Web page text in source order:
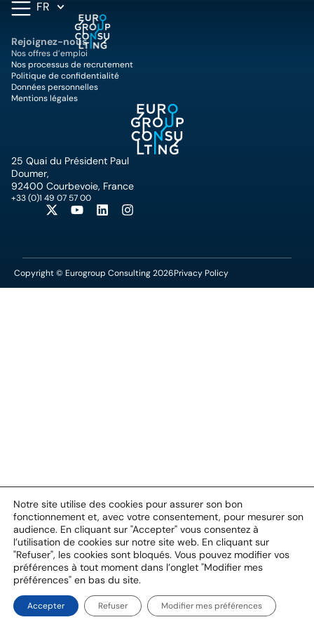
FR
25 Quai du Président Paul
Doumer,
92400 Courbevoie, France
+33 (0)1 49 07 57 00
Rejoignez-nous
Nos offres d’emploi
Nos processus de recrutement
Politique de confidentialité
Données personnelles
Mentions légales
Copyright © Eurogroup Consulting 2026Privacy Policy
Notre site utilise des cookies pour assurer son bon
fonctionnement et, avec votre consentement, pour mesurer son
audience. En cliquant sur "Accepter" vous consentez à
l’utilisation de cookies sur notre site web. En cliquant sur
"Refuser", les cookies sont bloqués. Vous pouvez modifier vos
préférences à tout moment dans l’onglet "Modifier mes
préférences" en bas du site.
Accepter Refuser Modifier mes préférences